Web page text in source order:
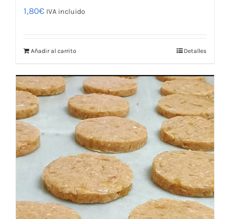
1,80€ IVA incluido
Añadir al carrito Detalles